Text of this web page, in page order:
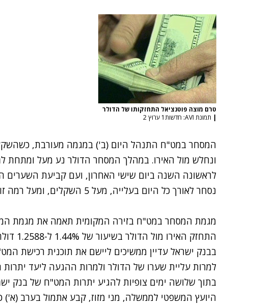
טרם מוצה פוטנציאל התחזקותו של הדולר
| תמונת AVI: חדשות1 ערוץ 2
המסחר במט"ח התנהל היום (ב') במגמה מעורבת,
לראשונה השנה ביום שישי האחרון, ועם קביעת השערים
נסחר לאורך כל היום בעלייה, מעל 5 השקלים, ומעל רמה זו גם נקבע שערו היציג.
מגמת המסחר במט"ח בזירה המקומית תאמה את מגמת
התחזק האירו מול הדולר בשיעור של 1.44% ל-1.2588 דולר לאירו.
למרות עליית שערו של הדולר ולמרות ההגעה ליעד
בתוך שלושה ימים צופיות להגיע יתרות המט"ח של בנק ישראל ל-10
היועץ המשפטי לממשלה, מני מזוז, קבע אתמול בערב (א')